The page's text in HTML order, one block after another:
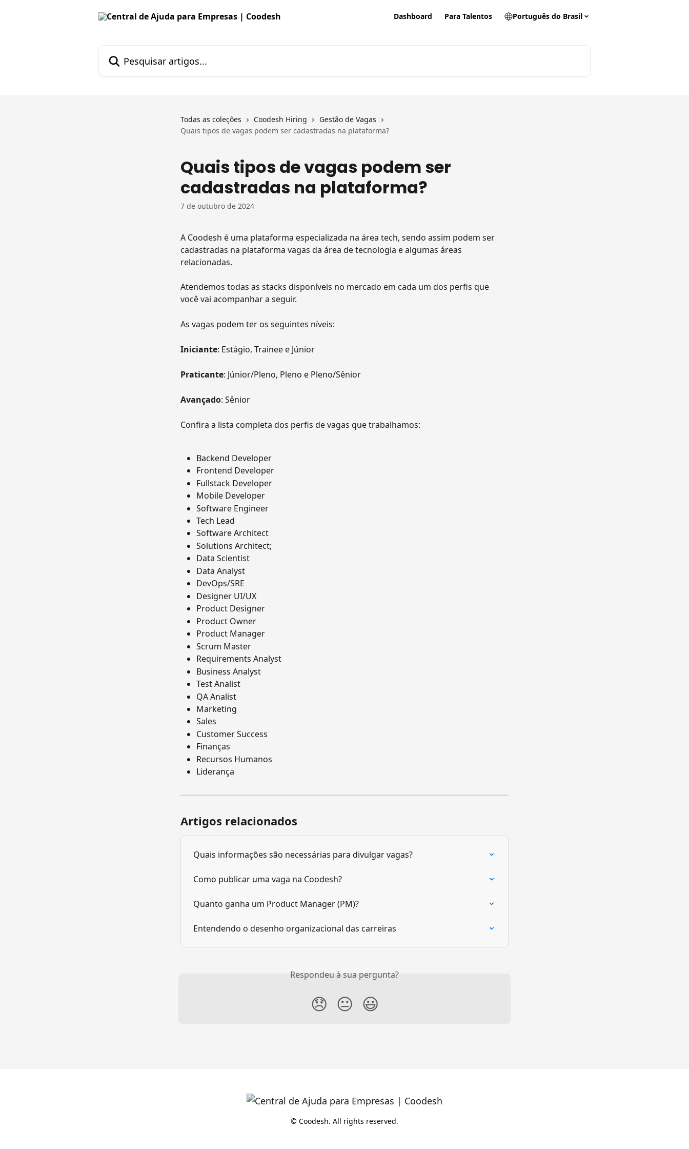
Dashboard Para Talentos Português do Brasil
Todas as coleções Coodesh Hiring
Gestão de Vagas
Quais tipos de vagas podem ser cadastradas na plataforma?
Quais tipos de vagas podem ser
cadastradas na plataforma?
7 de outubro de 2024
A Coodesh é uma plataforma especializada na área tech, sendo assim podem ser
cadastradas na plataforma vagas da área de tecnologia e algumas áreas
relacionadas.
Atendemos todas as stacks disponíveis no mercado em cada um dos perfis que
você vai acompanhar a seguir.
As vagas podem ter os seguintes níveis:
Iniciante: Estágio, Trainee e Júnior
Praticante: Júnior/Pleno, Pleno e Pleno/Sênior
Avançado: Sênior
Confira a lista completa dos perfis de vagas que trabalhamos:
Backend Developer
Frontend Developer
Fullstack Developer
Mobile Developer
Software Engineer
Tech Lead
Software Architect
Solutions Architect;
Data Scientist
Data Analyst
DevOps/SRE
Designer UI/UX
Product Designer
Product Owner
Product Manager
Scrum Master
Requirements Analyst
Business Analyst
Test Analist
QA Analist
Marketing
Sales
Customer Success
Finanças
Recursos Humanos
Liderança
Artigos relacionados
Quais informações são necessárias para divulgar vagas?
Como publicar uma vaga na Coodesh?
Quanto ganha um Product Manager (PM)?
Entendendo o desenho organizacional das carreiras
Respondeu à sua pergunta?
😞 😐 😃
© Coodesh. All rights reserved.